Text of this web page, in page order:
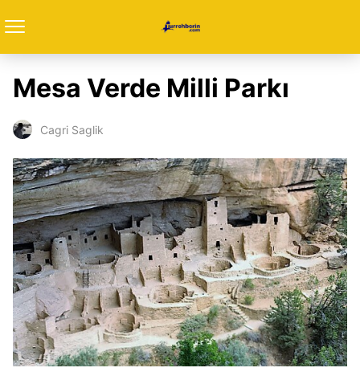
Mesa Verde Milli Parkı
Cagri Saglik